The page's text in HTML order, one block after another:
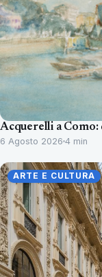
Acquerelli a Como:
6 Agosto 2026 4 min
ARTE E CULTURA